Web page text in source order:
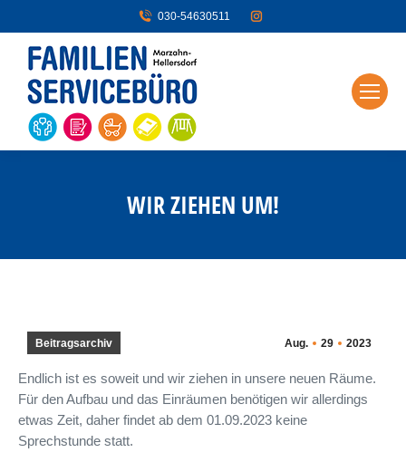
030-54630511
WIR ZIEHEN UM!
Aug. 29 2023
Beitragsarchiv
Endlich ist es soweit und wir ziehen in unsere neuen Räume.
Für den Aufbau und das Einräumen benötigen wir allerdings
etwas Zeit, daher findet ab dem 01.09.2023 keine
Sprechstunde statt.